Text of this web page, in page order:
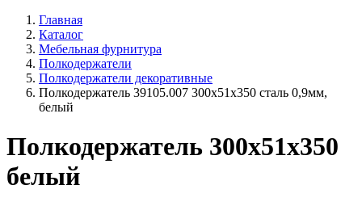
Главная
Каталог
Мебельная фурнитура
Полкодержатели
Полкодержатели декоративные
Полкодержатель 39105.007 300х51х350 сталь 0,9мм,
белый
Полкодержатель 300x51x350
белый